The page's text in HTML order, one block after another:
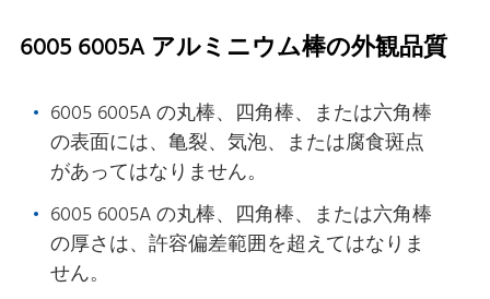
6005 6005A アルミニウム棒の外観品質
6005 6005A の丸棒、四角棒、または六角棒
の表面には、亀裂、気泡、または腐食斑点
があってはなりません。
6005 6005A の丸棒、四角棒、または六角棒
の厚さは、許容偏差範囲を超えてはなりま
せん。